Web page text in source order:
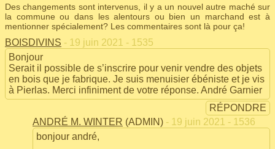
Des changements sont intervenus, il y a un nouvel autre maché sur
la commune ou dans les alentours ou bien un marchand est à
mentionner spécialement? Les commentaires sont là pour ça!
BOISDIVINS - 19 juin 2021 - 1535
Bonjour
Serait il possible de s’inscrire pour venir vendre des objets
en bois que je fabrique. Je suis menuisier ébéniste et je vis
à Pierlas. Merci infiniment de votre réponse. André Garnier
RÉPONDRE
ANDRÉ M. WINTER (ADMIN) - 19 juin 2021 - 1536
bonjour andré,